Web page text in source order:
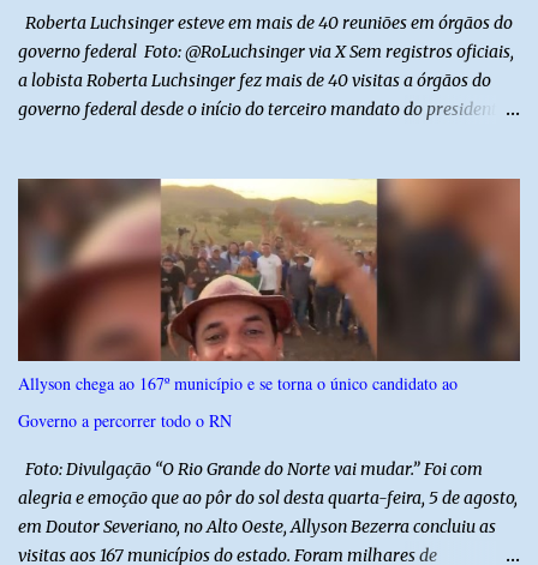
Roberta Luchsinger esteve em mais de 40 reuniões em órgãos do
governo federal Foto: @RoLuchsinger via X Sem registros oficiais,
a lobista Roberta Luchsinger fez mais de 40 visitas a órgãos do
governo federal desde o início do terceiro mandato do presidente
públicos que participam dos encontros. Em duas oportunidades, a
lobista esteve no Palácio do Planalto e no gabinete do ministro do
Desenvolvimento Social, Wellington Dias, acompanhada do então
sócio de Lulinha. Os encontros não foram registrados nas agendas
oficiais. Fábio Luís é alvo de inquérito aberto nesta quinta-feira,
30, a pedido da PF, que apura se ele utilizou a influência do pai
para defender interesses empresariais com a administração
pública. Segundo a Polícia Federal, a atuação dele contou com a
ajuda de Luchsinger e se concentrou no Ministério da Saúde e no
Allyson chega ao 167º município e se torna o único candidato ao
Governo a percorrer todo o RN
Foto: Divulgação “O Rio Grande do Norte vai mudar.” Foi com
alegria e emoção que ao pôr do sol desta quarta-feira, 5 de agosto,
em Doutor Severiano, no Alto Oeste, Allyson Bezerra concluiu as
visitas aos 167 municípios do estado. Foram milhares de